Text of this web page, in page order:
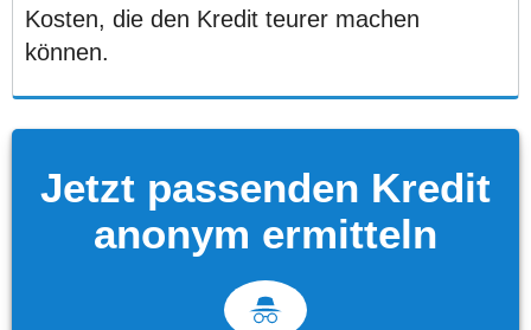
Kosten, die den Kredit teurer machen
können.
Jetzt passenden Kredit
anonym ermitteln